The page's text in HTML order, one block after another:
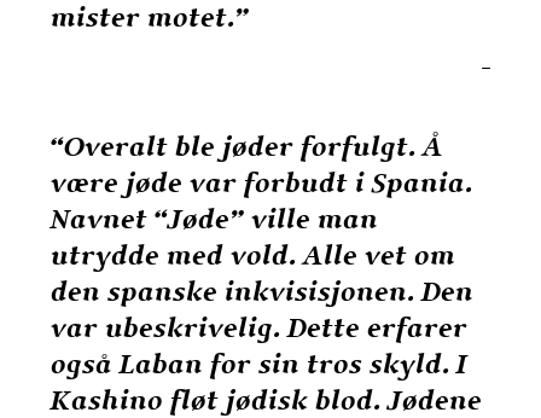
mister motet.”
–
“Overalt ble jøder forfulgt. Å
være jøde var forbudt i Spania.
Navnet “Jøde” ville man
utrydde med vold. Alle vet om
den spanske inkvisisjonen. Den
var ubeskrivelig. Dette erfarer
også Laban for sin tros skyld. I
Kashino fløt jødisk blod. Jødene